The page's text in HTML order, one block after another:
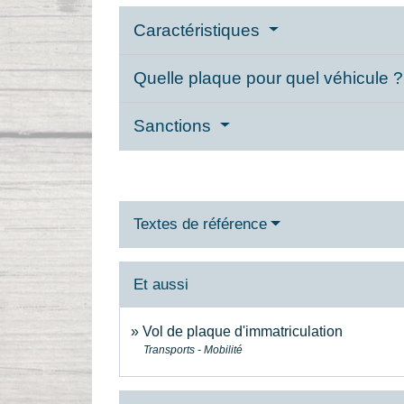
Caractéristiques
Quelle plaque pour quel véhicule
Sanctions
Textes de référence
Et aussi
Vol de plaque d'immatriculation
Transports - Mobilité